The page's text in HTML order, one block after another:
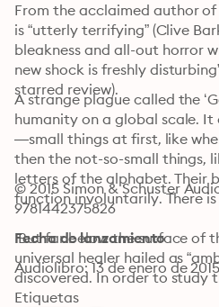
From the acclaimed author
is “utterly terrifying” (Clive
bleakness and all-out horror
new shock is freshly
starred review).
A strange plague called the
humanity on a global scale.
—small things at first, like
then the not-so-small things,
letters of the alphabet. Their
function involuntarily. There
But far below the surface of
universal healer hailed as
discovered. In order to study
special research lab has been
© 2015 Simon & Schuster
9781442375826
Fecha de lanzamiento
Audiolibro: 13 de enero de
Etiquetas